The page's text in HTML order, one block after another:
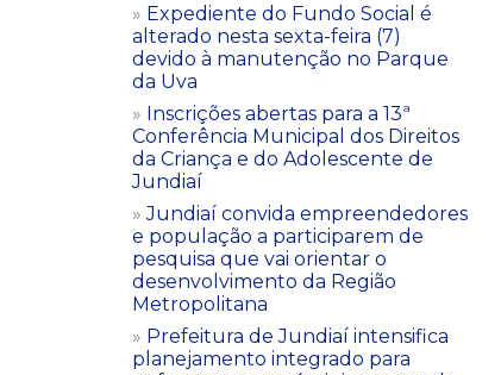
Expediente do Fundo Social é
alterado nesta sexta-feira (7)
devido à manutenção no Parque
da Uva
Inscrições abertas para a 13ª
Conferência Municipal dos Direitos
da Criança e do Adolescente de
Jundiaí
Jundiaí convida empreendedores
e população a participarem de
pesquisa que vai orientar o
desenvolvimento da Região
Metropolitana
Prefeitura de Jundiaí intensifica
planejamento integrado para